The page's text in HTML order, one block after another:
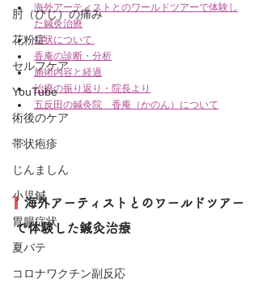
肘（ひじ）の痛み
花粉症
セルフケア
YouTube
術後のケア
帯状疱疹
じんましん
小児鍼
胃腸症状
夏バテ
コロナワクチン副反応
海外アーティストとのワールドツアーで体験し
た鍼灸治療
症状について
香庵の診断・分析
施術内容と経過
治療の振り返り・院長より
五反田の鍼灸院　香庵（かのん）について
海外アーティストとのワールドツアー
で体験した鍼灸治療